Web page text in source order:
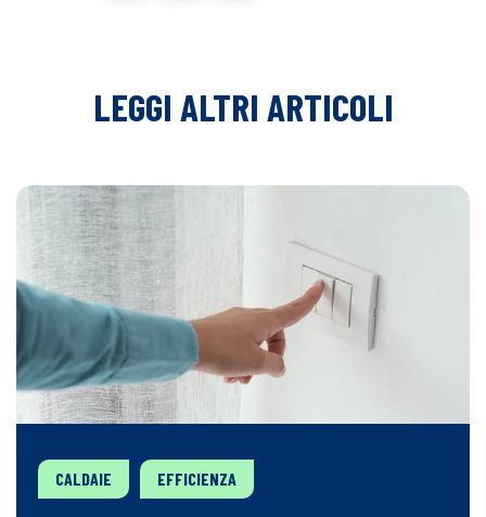
LEGGI ALTRI ARTICOLI
CALDAIE EFFICIENZA